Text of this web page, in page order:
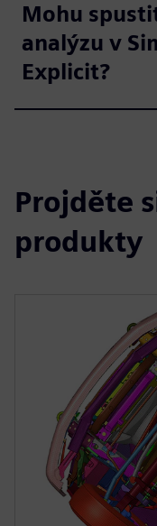
Mohu
analýzu v
Explicit?
Projděte
produkty